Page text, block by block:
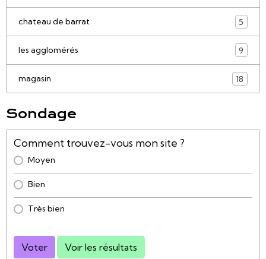
chateau de barrat 5
les agglomérés 9
magasin 18
Sondage
Comment trouvez-vous mon site ?
Moyen
Bien
Très bien
Voter Voir les résultats